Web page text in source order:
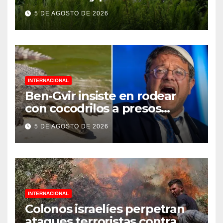
Jornada Nacional de
Reforestación 2026
5 DE AGOSTO DE 2026
INTERNACIONAL
Ben-Gvir insiste en rodear
con cocodrilos a presos
palestinos
5 DE AGOSTO DE 2026
INTERNACIONAL
Colonos israelíes perpetran